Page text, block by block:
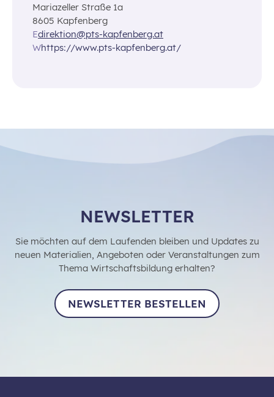
Mariazeller Straße 1a
8605 Kapfenberg
Edirektion@pts-kapfenberg.at
Whttps://www.pts-kapfenberg.at/
NEWSLETTER
Sie möchten auf dem Laufenden bleiben und Updates zu
neuen Materialien, Angeboten oder Veranstaltungen zum
Thema Wirtschaftsbildung erhalten?
NEWSLETTER BESTELLEN